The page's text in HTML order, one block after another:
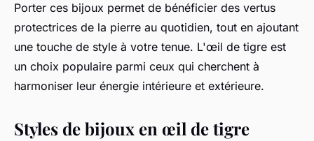
Porter ces bijoux permet de bénéficier des vertus
protectrices de la pierre au quotidien, tout en ajoutant
une touche de style à votre tenue. L'œil de tigre est
un choix populaire parmi ceux qui cherchent à
harmoniser leur énergie intérieure et extérieure.
Styles de bijoux en œil de tigre